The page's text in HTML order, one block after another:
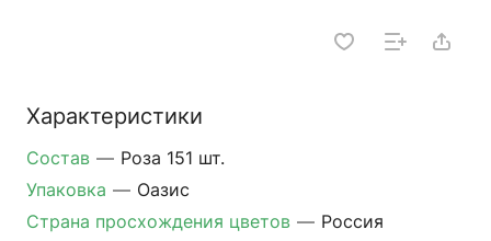
Характеристики
Состав — Роза 151 шт.
Упаковка — Оазис
Страна просхождения цветов — Россия